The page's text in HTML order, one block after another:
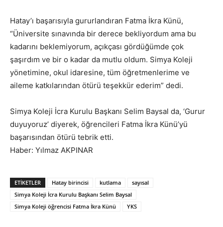
Hatay’ı başarısıyla gururlandıran Fatma İkra Künü,
“Üniversite sınavında bir derece bekliyordum ama bu
kadarını beklemiyorum, açıkçası gördüğümde çok
şaşırdım ve bir o kadar da mutlu oldum. Simya Koleji
yönetimine, okul idaresine, tüm öğretmenlerime ve
aileme katkılarından ötürü teşekkür ederim” dedi.
Simya Koleji İcra Kurulu Başkanı Selim Baysal da, ‘Gurur
duyuyoruz’ diyerek, öğrencileri Fatma İkra Künü’yü
başarısından ötürü tebrik etti.
Haber: Yılmaz AKPINAR
ETIKETLER Hatay birincisi kutlama
sayısal
Simya Koleji İcra Kurulu Başkanı Selim Baysal
Simya Koleji öğrencisi Fatma İkra Künü
YKS